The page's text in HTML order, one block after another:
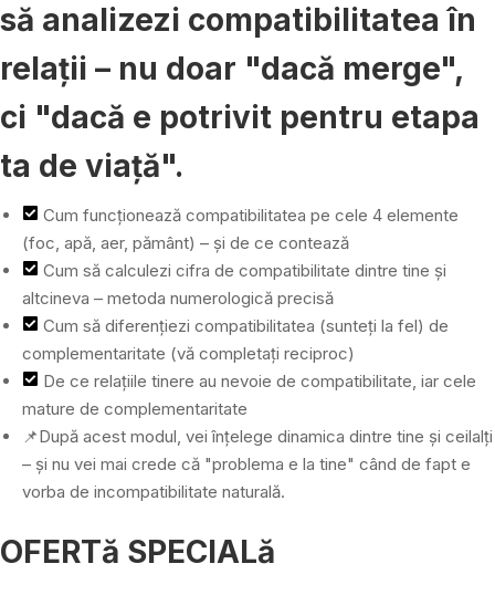
să analizezi compatibilitatea în
relații – nu doar "dacă merge",
ci "dacă e potrivit pentru etapa
ta de viață".
Cum funcționează compatibilitatea pe cele 4 elemente
(foc, apă, aer, pământ) – și de ce contează
Cum să calculezi cifra de compatibilitate dintre tine și
altcineva – metoda numerologică precisă
Cum să diferențiezi compatibilitatea (sunteți la fel) de
complementaritate (vă completați reciproc)
De ce relațiile tinere au nevoie de compatibilitate, iar cele
mature de complementaritate
📌După acest modul, vei înțelege dinamica dintre tine și ceilalți
– și nu vei mai crede că "problema e la tine" când de fapt e
vorba de incompatibilitate naturală.
OFERTă SPECIALă